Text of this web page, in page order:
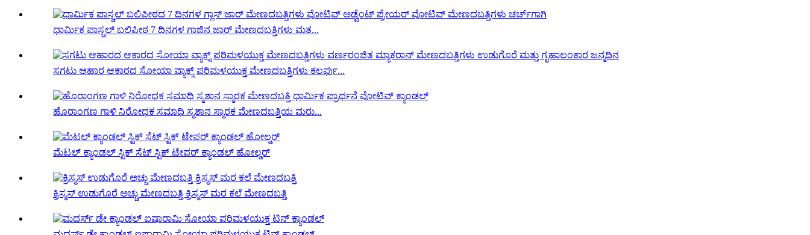
ಧಾರ್ಮಿಕ ಪಾಸ್ಚಲ್ ಬಲಿಪೀಠ 7 ದಿನಗಳ ಗಾಜಿನ ಜಾರ್ ಮೇಣದಬತ್ತಿಗಳು ಮತ...
ಸಗಟು ಆಹಾರ ಆಕಾರದ ಸೋಯಾ ವ್ಯಾಕ್ಸ್ ಪರಿಮಳಯುಕ್ತ ಮೇಣದಬತ್ತಿಗಳು ಕಲರ್ಫು...
ಹೊರಾಂಗಣ ಗಾಳಿ ನಿರೋಧಕ ಸಮಾಧಿ ಸ್ಮಶಾನ ಸ್ಮಾರಕ ಮೇಣದಬತ್ತಿಯ ಮರು...
ಮೆಟಲ್ ಕ್ಯಾಂಡಲ್ ಸ್ಟಿಕ್ ಸೆಟ್ ಸ್ಟಿಕ್ ಟೇಪರ್ ಕ್ಯಾಂಡಲ್ ಹೋಲ್ಡರ್
ಕ್ರಿಸ್ಮಸ್ ಉಡುಗೊರೆ ಅಚ್ಚು ಮೇಣದಬತ್ತಿ ಕ್ರಿಸ್ಮಸ್ ಮರ ಕಲೆ ಮೇಣದಬತ್ತಿ